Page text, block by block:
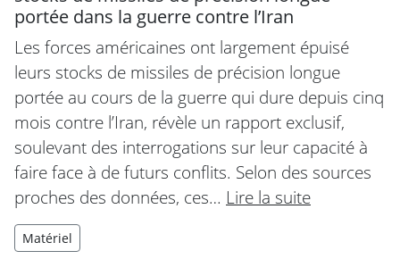
portée dans la guerre contre l’Iran
Les forces américaines ont largement épuisé
leurs stocks de missiles de précision longue
portée au cours de la guerre qui dure depuis cinq
mois contre l’Iran, révèle un rapport exclusif,
soulevant des interrogations sur leur capacité à
faire face à de futurs conflits. Selon des sources
proches des données, ces… Lire la suite
Matériel